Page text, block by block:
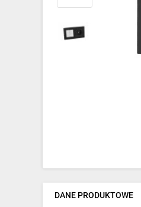
Gniazda i łączniki
Ogrzewanie
Elektronarzędzia i mierniki
DANE PRODUKTOWE